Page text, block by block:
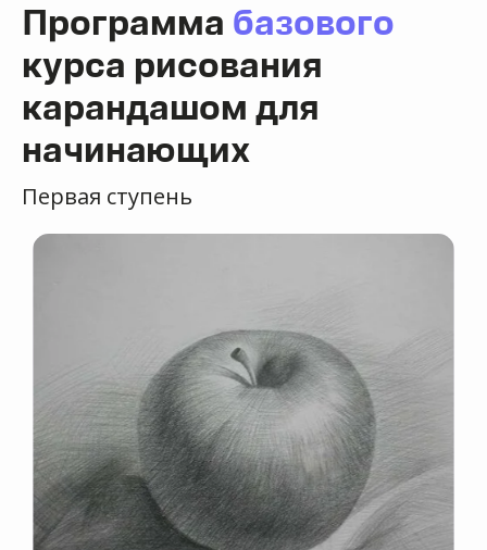
Программа базового
курса рисования
карандашом для
начинающих
Первая ступень